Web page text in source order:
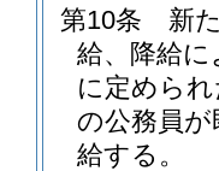
第10条
新
給、降給
に定めら
の公務員
給する。